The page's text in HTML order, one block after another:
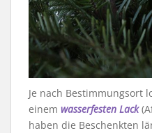
Je nach Bestimmungsort
einem wasserfesten Lack
haben die Beschenkten